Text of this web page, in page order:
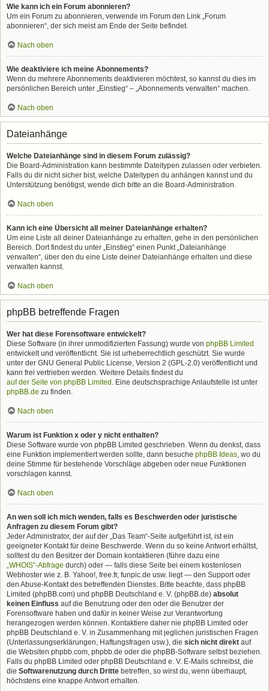
Wie kann ich ein Forum abonnieren?
Um ein Forum zu abonnieren, verwende im Forum den Link „Forum
abonnieren“, der sich meist am Ende der Seite befindet.
Nach oben
Wie deaktiviere ich meine Abonnements?
Wenn du mehrere Abonnements deaktivieren möchtest, so kannst du dies im
persönlichen Bereich unter „Einstieg“ – „Abonnements verwalten“ machen.
Nach oben
Dateianhänge
Welche Dateianhänge sind in diesem Forum zulässig?
Die Board-Administration kann bestimmte Dateitypen zulassen oder verbieten.
Falls du dir nicht sicher bist, welche Dateitypen du anhängen kannst und du
Unterstützung benötigst, wende dich bitte an die Board-Administration.
Nach oben
Kann ich eine Übersicht all meiner Dateianhänge erhalten?
Um eine Liste all deiner Dateianhänge zu erhalten, gehe in den persönlichen
Bereich. Dort findest du unter „Einstieg“ einen Punkt „Dateianhänge
verwalten“, über den du eine Liste deiner Dateianhänge erhalten und diese
verwalten kannst.
Nach oben
phpBB betreffende Fragen
Wer hat diese Forensoftware entwickelt?
Diese Software (in ihrer unmodifizierten Fassung) wurde von phpBB Limited
entwickelt und veröffentlicht. Sie ist urheberrechtlich geschützt. Sie wurde
unter der GNU General Public License, Version 2 (GPL-2.0) veröffentlicht und
kann frei vertrieben werden. Weitere Details findest du
auf der Seite von phpBB Limited . Eine deutschsprachige Anlaufstelle ist unter
phpBB.de zu finden.
Nach oben
Warum ist Funktion x oder y nicht enthalten?
Diese Software wurde von phpBB Limited geschrieben. Wenn du denkst, dass
eine Funktion implementiert werden sollte, dann besuche phpBB Ideas, wo du
deine Stimme für bestehende Vorschläge abgeben oder neue Funktionen
vorschlagen kannst.
Nach oben
An wen soll ich mich wenden, falls es Beschwerden oder juristische
Anfragen zu diesem Forum gibt?
Jeder Administrator, der auf der „Das Team“-Seite aufgeführt ist, ist ein
geeigneter Kontakt für deine Beschwerde. Wenn du so keine Antwort erhältst,
solltest du den Besitzer der Domain kontaktieren (führe dazu eine
„WHOIS“-Abfrage durch) oder — falls diese Seite bei einem kostenlosen
Webhoster wie z. B. Yahoo!, free.fr, funpic.de usw. liegt — den Support oder
den Abuse-Kontakt des betreffenden Dienstes. Bitte beachte, dass phpBB
Limited (phpBB.com) und phpBB Deutschland e. V. (phpBB.de) absolut
keinen Einfluss auf die Benutzung oder den oder die Benutzer der
Forensoftware haben und dafür in keiner Weise zur Verantwortung
herangezogen werden können. Kontaktiere daher nie phpBB Limited oder
phpBB Deutschland e. V. in Zusammenhang mit jeglichen juristischen Fragen
(Unterlassungserklärungen, Haftungsfragen usw.), die sich nicht direkt auf
die Websiten phpbb.com, phpbb.de oder die phpBB-Software selbst beziehen.
Falls du phpBB Limited oder phpBB Deutschland e. V. E-Mails schreibst, die
die Softwarenutzung durch Dritte betreffen, so wirst du, wenn überhaupt,
höchstens eine knappe Antwort erhalten.